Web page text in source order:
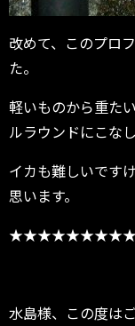
改めて、このプロ
た。
軽いものから重た
ルラウンドにこなし
イカも難しいです
思います。
水島様、この度は